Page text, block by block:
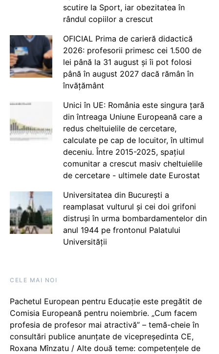
scutire la Sport, iar obezitatea în
rândul copiilor a crescut
OFICIAL Prima de carieră didactică
2026: profesorii primesc cei 1.500 de
lei până la 31 august și îi pot folosi
până în august 2027 dacă rămân în
învățământ
Unici în UE: România este singura țară
din întreaga Uniune Europeană care a
redus cheltuielile de cercetare,
calculate pe cap de locuitor, în ultimul
deceniu. Între 2015-2025, spațiul
comunitar a crescut masiv cheltuielile
de cercetare - ultimele date Eurostat
Universitatea din București a
reamplasat vulturul și cei doi grifoni
distruși în urma bombardamentelor din
anul 1944 pe frontonul Palatului
Universității
CELE MAI NOI
Pachetul European pentru Educație este pregătit de
Comisia Europeană pentru noiembrie. „Cum facem
profesia de profesor mai atractivă” – temă-cheie în
consultări publice anunțate de vicepreședinta CE,
Roxana Mînzatu / Alte două teme: competențele de